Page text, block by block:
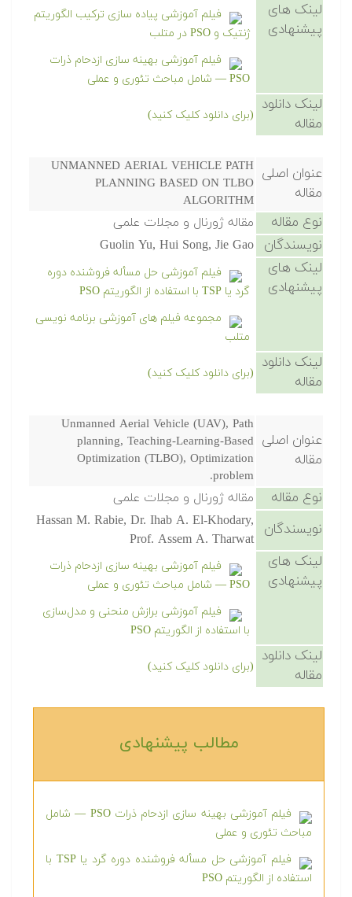
لینک های
پیشنهادی
فیلم آموزشی پیاده سازی ترکیب الگوریتم
ژنتیک و PSO در متلب
فیلم آموزشی بهینه سازی ازدحام ذرات
PSO — شامل مباحث تئوری و عملی
لینک دانلود
مقاله
(برای دانلود کلیک کنید)
عنوان اصلی
مقاله
UNMANNED AERIAL VEHICLE PATH
PLANNING BASED ON TLBO
ALGORITHM
نوع مقاله مقاله ژورنال و مجلات علمی
نویسندگان Guolin Yu, Hui Song, Jie Gao
لینک های
پیشنهادی
فیلم آموزشی حل مسأله فروشنده دوره
گرد یا TSP با استفاده از الگوریتم PSO
مجموعه فیلم های آموزشی برنامه نویسی
متلب
لینک دانلود
مقاله
(برای دانلود کلیک کنید)
عنوان اصلی
مقاله
Unmanned Aerial Vehicle (UAV), Path
planning, Teaching-Learning-Based
Optimization (TLBO), Optimization
problem.
نوع مقاله مقاله ژورنال و مجلات علمی
نویسندگان
Hassan M. Rabie, Dr. Ihab A. El-Khodary,
Prof. Assem A. Tharwat
لینک های
پیشنهادی
فیلم آموزشی بهینه سازی ازدحام ذرات
PSO — شامل مباحث تئوری و عملی
فیلم آموزشی برازش منحنی و مدل‌سازی
با استفاده از الگوریتم PSO
لینک دانلود
مقاله
(برای دانلود کلیک کنید)
مطالب پیشنهادی‎
فیلم آموزشی بهینه سازی ازدحام ذرات PSO — شامل
مباحث تئوری و عملی
فیلم آموزشی حل مسأله فروشنده دوره گرد یا TSP با
استفاده از الگوریتم PSO